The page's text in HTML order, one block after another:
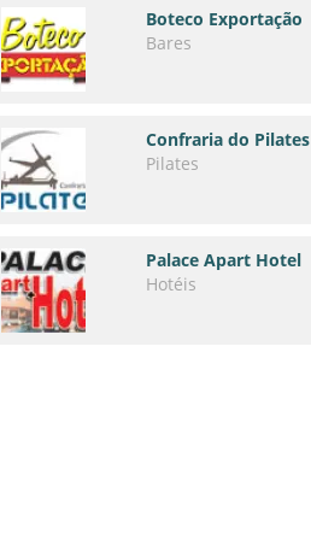
Boteco Exportação
Bares
Confraria do Pilates
Pilates
Palace Apart Hotel
Hotéis